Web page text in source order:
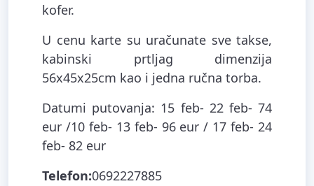
kofer.
U cenu karte su uračunate sve takse,
kabinski prtljag dimenzija
56x45x25cm kao i jedna ručna torba.
Datumi putovanja: 15 feb- 22 feb- 74
eur /10 feb- 13 feb- 96 eur / 17 feb- 24
feb- 82 eur
Telefon:0692227885